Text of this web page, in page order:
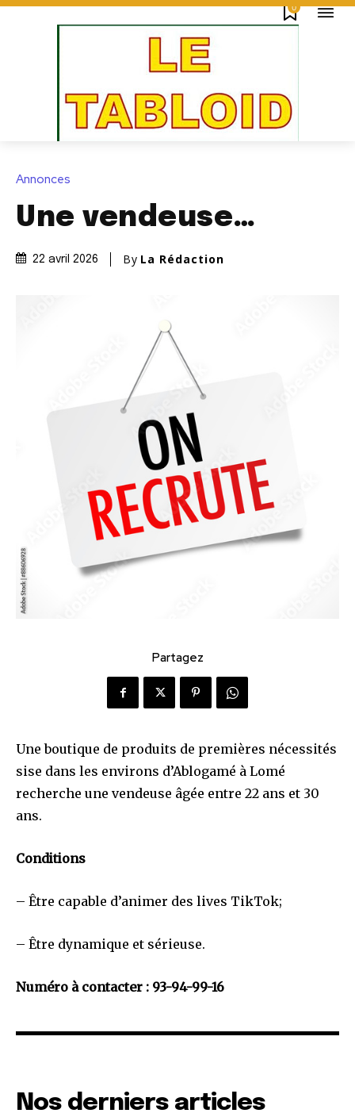
0
Annonces
Une vendeuse…
22 avril 2026 By La Rédaction
Partagez
Une boutique de produits de premières nécessités
sise dans les environs d’Ablogamé à Lomé
recherche une vendeuse âgée entre 22 ans et 30
ans.
Conditions
– Être capable d’animer des lives TikTok;
– Être dynamique et sérieuse.
Numéro à contacter : 93-94-99-16
Nos derniers articles